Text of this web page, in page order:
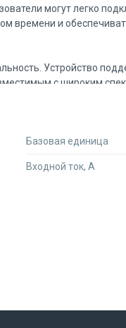
могут легко
времени и
Устройство
с широким
его в новых
и быструю передачу
процессы, а также
под конкретные
Базовая единица
Входной ток, А